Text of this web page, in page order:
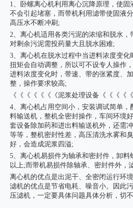
1、卧螺离心机利用离心沉降原理，使固
不会引起堵塞，而带机利用滤带使固液
高压水不断冲刷;
2、离心机适用各类污泥的浓缩和脱水，
对剩余污泥需投药量大且脱水困难;
3、离心机在脱水过程中当进料浓度变化
扭矩会自动调整，所以可不设专人操作
进料浓度变化时，带速、带的张紧度、
整，操作要求较高;
《《《《《《《泥浆处理设备《《《《《
4、离心机占用空间小，安装调试简单，
料输送机，整机全密封操作，车间环境
套设备除加药和进出料输送机外，还需
等等，整机密封性差，高压清洗水雾和
好，会造成泥浆四溢;
5、离心机易损件为轴承和密封件，卸料
以上;而带机易损件除轴承、密封件外，
离心机的优点是出泥干、全密闭运行环
滤机的优点是节省电耗、噪音小。因此
压滤机，一定要具体问题具体分析，切不